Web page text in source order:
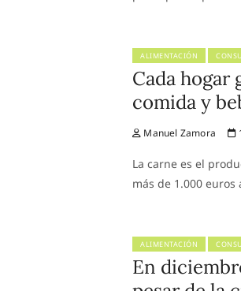
ALIMENTACIÓN
Cada hogar
comida y
Manuel Zamora
La carne es el
más de 1.000 euros
ALIMENTACIÓN
En